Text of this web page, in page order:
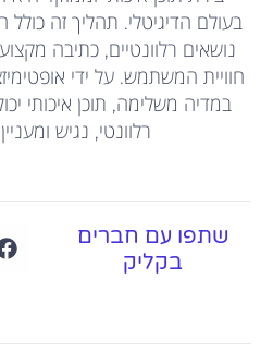
בעולם הדיגיטלי. תהליך זה
נושאים רלוונטיים, כתיבה
חוויית המשתמש. על ידי
במדיה משלימה, תוכן איכותי
רלוונטי, נגיש
שתפו עם חברים
בקליק